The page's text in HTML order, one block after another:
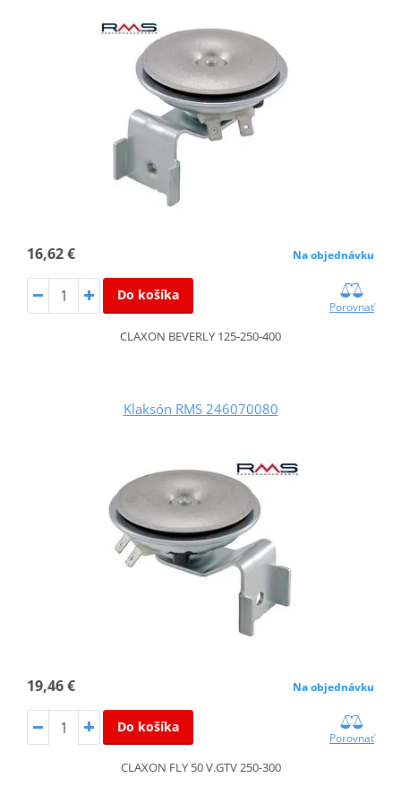
16,62 € Na objednávku
Do košíka
Porovnať
CLAXON BEVERLY 125-250-400
Klaksón RMS 246070080
19,46 € Na objednávku
Do košíka
Porovnať
CLAXON FLY 50 V.GTV 250-300